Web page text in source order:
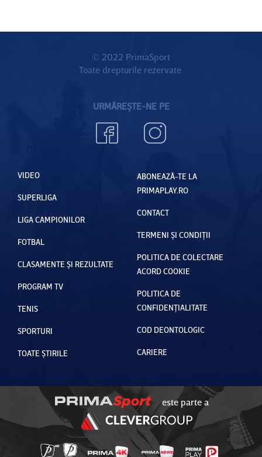
© 2022 PrimaSport
Toate drepturile rezervate.
URMĂREȘTE-NE PE
VIDEO
SUPERLIGA
LIGA CAMPIONILOR
FOTBAL
CLASAMENTE ȘI REZULTATE
PROGRAM TV
TENIS
SPORTURI
TOATE ȘTIRILE
ABONEAZĂ-TE LA
PRIMAPLAY.RO
CONTACT
TERMENI ȘI CONDIȚII
POLITICA DE COLECTARE
ACORD COOKIE
POLITICA DE
CONFIDENȚIALITATE
COD DEONTOLOGIC
CARIERE
este parte a